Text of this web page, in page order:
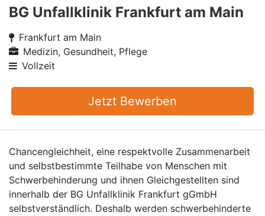
BG Unfallklinik Frankfurt am Main
Frankfurt am Main
Medizin, Gesundheit, Pflege
Vollzeit
Jetzt Bewerben
Chancengleichheit, eine respektvolle Zusammenarbeit
und selbstbestimmte Teilhabe von Menschen mit
Schwerbehinderung und ihnen Gleichgestellten sind
innerhalb der BG Unfallklinik Frankfurt gGmbH
selbstverständlich. Deshalb werden schwerbehinderte